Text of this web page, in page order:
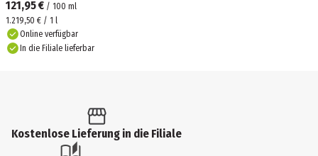
121,95 € / 100 ml
1.219,50 € / 1 l
Online verfügbar
In die Filiale lieferbar
Kostenlose Lieferung in die Filiale